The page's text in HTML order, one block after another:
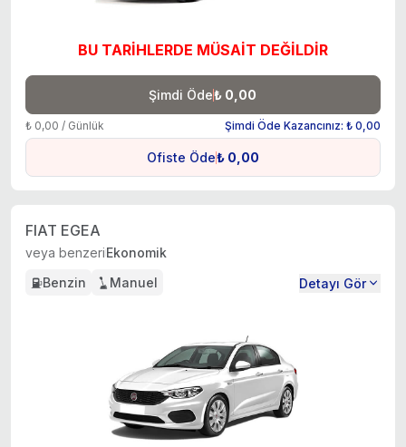
BU TARİHLERDE MÜSAİT DEĞİLDİR
Şimdi Öde₺ 0,00
₺ 0,00 / Günlük Şimdi Öde Kazancınız: ₺ 0,00
Ofiste Öde₺ 0,00
FIAT EGEA
veya benzeriEkonomik
Benzin
Manuel Detayı Gör